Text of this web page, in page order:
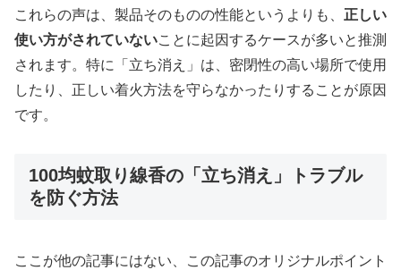
これらの声は、製品そのものの性能というよりも、 正しい
使い方がされていないことに起因するケースが多いと推測
されます。特に「立ち消え」は、密閉性の高い場所で使用
したり、正しい着火方法を守らなかったりすることが原因
です。
100均蚊取り線香の「立ち消え」トラブル
を防ぐ方法
ここが他の記事にはない、この記事のオリジナルポイント